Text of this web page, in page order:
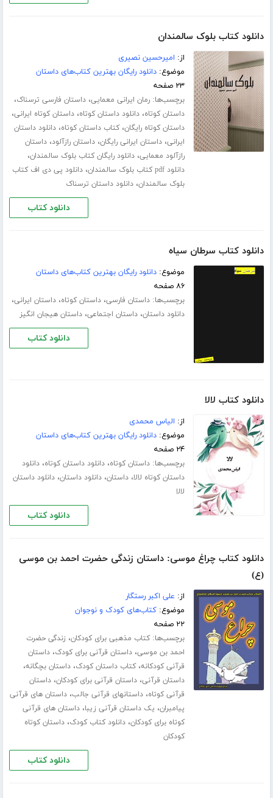
دانلود کتاب بلوک سالمندان
از: امیرحسین نصیری
موضوع:دانلود رایگان بهترین کتاب‌های داستان
۲۳ صفحه
برچسب‌ها:رمان ایرانی معمایی،داستان فارسی ترسناک،
داستان کوتاه،دانلود داستان کوتاه،داستان کوتاه ایرانی،
داستان کوتاه رایگان،کتاب داستان کوتاه،دانلود داستان
ایرانی،داستان ایرانی رایگان،داستان رازآلود،داستان
رازآلود معمایی،دانلود رایگان کتاب بلوک سالمندان،
دانلود pdf کتاب بلوک سالمندان ،دانلود پی دی اف کتاب
بلوک سالمندان،دانلود داستان ترسناک
دانلود کتاب
دانلود کتاب سرطان سیاه
موضوع:دانلود رایگان بهترین کتاب‌های داستان
۸۶ صفحه
برچسب‌ها:داستان فارسی،داستان کوتاه،داستان ایرانی،
دانلود داستان،داستان اجتماعی،داستان هیجان انگیز
دانلود کتاب
دانلود کتاب لالا
از: الیاس محمدی
موضوع:دانلود رایگان بهترین کتاب‌های داستان
۲۴ صفحه
برچسب‌ها:داستان کوتاه،دانلود داستان کوتاه،دانلود
داستان کوتاه لالا،داستان،دانلود داستان،دانلود داستان
لالا
دانلود کتاب
دانلود کتاب چراغ موسی: داستان زندگی حضرت احمد بن موسی
(ع)
از: علی اکبر رستگار
موضوع:کتاب‌های کودک و نوجوان
۲۲ صفحه
برچسب‌ها:کتاب مذهبی برای کودکان، زندگی حضرت
احمد بن موسی،داستان قرآنی برای کودک،داستان
قرآنی کودکانه،کتاب داستان کودک،داستان بچگانه،
داستان قرآنی،داستان قرآنی برای کودکان،داستان
قرآنی کوتاه،داستانهای قرآنی جالب،داستان های قرآنی
پیامبران، یک داستان قرآنی زیبا،داستان های قرآنی
کوتاه برای کودکان،دانلود کتاب کودک،داستان کوتاه
کودکان
دانلود کتاب